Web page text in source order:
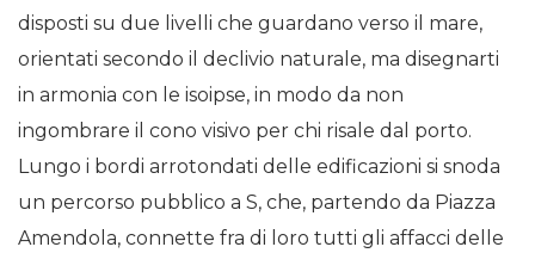
disposti su due livelli che guardano verso il mare,
orientati secondo il declivio naturale, ma disegnarti
in armonia con le isoipse, in modo da non
ingombrare il cono visivo per chi risale dal porto.
Lungo i bordi arrotondati delle edificazioni si snoda
un percorso pubblico a S, che, partendo da Piazza
Amendola, connette fra di loro tutti gli affacci delle